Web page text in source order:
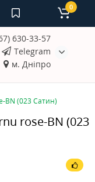
630-33-57
Telegram
м. Дніпро
0
BN (023 Сатин)
rose-BN (023